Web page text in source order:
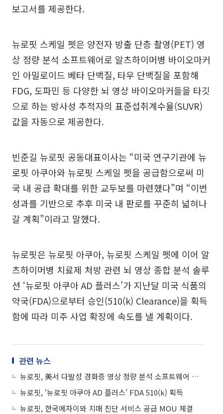
보고서를 제공한다.
뉴로핏 스케일 펫은 양전자 방출 단층 촬영(PET) 영
상 정량 분석 소프트웨어로 알츠하이머병 바이오마커
인 아밀로이드 베타 단백질, 타우 단백질을 포함해
FDG, 도파민 등 다양한 뇌 영상 바이오마커들을 타깃
으로 하는 방사성 추적자의 표준섭취계수율(SUVR)
값을 자동으로 제공한다.
빈준길 뉴로핏 공동대표이사는 “미국 연구기관에 뉴
로핏 아쿠아와 뉴로핏 스케일 펫을 공급함으로써 미
국 내 공급 확대를 위한 교두보를 마련했다”며 “이번
성과를 기반으로 추후 미국 내 판로를 꾸준히 넓혀나
갈 계획”이라고 말했다.
뉴로핏은 뉴로핏 아쿠아, 뉴로핏 스케일 펫에 이어 알
츠하이머병 치료제 처방 관련 뇌 영상 종합 분석 솔루
션 ‘뉴로핏 아쿠아 AD 플러스’가 지난달 미국 식품의
약국(FDA)으로부터 승인(510(k) Clearance)을 획득
함에 따라 미주 사업 확장에 속도를 낼 계획이다.
관련 뉴스
뉴로핏, 美서 다발성 경화증 영상 정량 분석 소프트웨어 공개
뉴로핏, ‘뉴로핏 아쿠아 AD 플러스’ FDA 510(k) 획득
뉴로핏, 한국에자이와 치매 진단 서비스 공급 MOU 체결